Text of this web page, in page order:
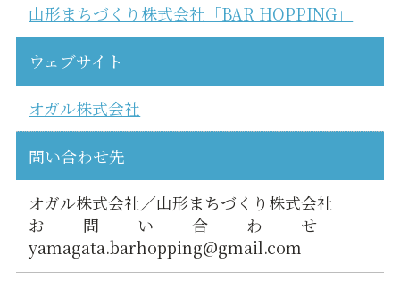
山形まちづくり株式会社「BAR HOPPING」
ウェブサイト
オガル株式会社
問い合わせ先
オガル株式会社／山形まちづくり株式会社
お問い合わせ
yamagata.barhopping@gmail.com